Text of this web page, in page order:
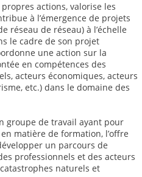
propres actions, valorise les
à l’émergence de projets
réseau de réseau) à l’échelle
le cadre de son projet
une action sur la
en compétences des
acteurs économiques, acteurs
etc.) dans le domaine des
groupe de travail ayant pour
matière de formation, l’offre
un parcours de
professionnels et des acteurs
naturels et